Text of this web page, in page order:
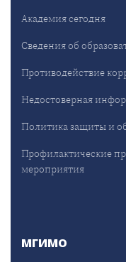
Академия сегодня
Сведения об
Противодействие
Недостоверная
Политика защиты и
Профилактические
мероприятия
МГИМО